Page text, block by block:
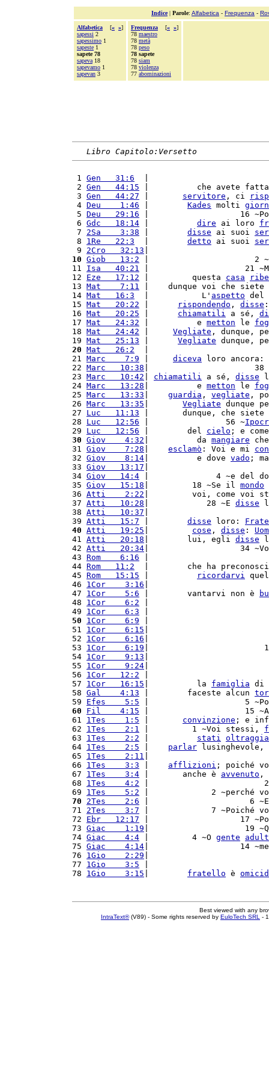
Indice| Parole: Alfabetica - Frequenza -
Alfabetica [« »]
sapessi 2
sapessimo 1
sapeste 1
sapete 78
sapeva 18
sapevamo 1
sapevan 3
Frequenza [« »]
78 maestro
78 metà
78 peso
78 sapete
78 siam
78 violenza
77 abominazioni
Libro Capitolo:Versetto
1 Gen   31:6
2 Gen   44:15 |          che avete
3 Gen   44:27 servitore , ci
4 Deu    1:46 Kades molti
5 Deu   29:16 |                   16
6 Gdc   18:14 dire ai loro
7 2Sa    3:38 disse ai suoi
8 1Re   22:3 detto ai suoi
9 2Cro   32:13
10 Giob   13:2 |                      2
11 Isa   40:21 |                    21
12 Eze   17:12 |         questa casa
13 Mat    7:11 |    dunque voi che siete
14 Mat   16:3
  |           L'
aspetto del
15 Mat   20:22 rispondendo , disse
16 Mat   20:25 chiamatili a sé,
17 Mat   24:32 |          e metton le
18 Mat   24:42 Vegliate , dunque,
19 Mat   25:13 Vegliate dunque,
20 Mat   26:2
21 Marc    7:9 diceva loro ancora:
22 Marc   10:38 |                      38
23 Marc   10:42 chiamatili a sé, disse
24 Marc   13:28 |          e metton le
25 Marc   13:33 guardia , vegliate ,
26 Marc   13:35 Vegliate dunque
27 Luc   11:13 |       dunque, che siete
28 Luc   12:56 |                56 ~
29 Luc   12:56 |        del cielo ; e
30 Giov    4:32 |          da mangiare
31 Giov    7:28 esclamò : Voi e mi
32 Giov    8:14 |          e dove vado ;
33 Giov   13:17
34 Giov   14:4 |              4 ~e del
35 Giov   15:18 |         18 ~Se il mondo
36 Atti    2:22 |         voi, come voi
37 Atti   10:28 |            28 ~E disse
38 Atti   10:37
39 Atti   15:7 disse loro:
40 Atti   19:25 cose , disse :
41 Atti   20:18 |        lui, egli disse
42 Atti   20:34 |                   34
43 Rom    6:16
44 Rom   11:2
|        che ha
45 Rom   15:15 ricordarvi
46 1Cor    3:16
47 1Cor    5:6 |        vantarvi non è
48 1Cor    6:2
49 1Cor    6:3
50
1Cor    6:9
51 1Cor    6:15
52 1Cor    6:16
53 1Cor    6:19 |                        19
54 1Cor    9:13
55 1Cor    9:24
56 1Cor   12:2
57 1Cor   16:15 |          la famiglia di
58 Gal    4:13 |        faceste alcun
59 Efes    5:5 |                    5
60
Fil    4:15 |                    15
61 1Tes    1:5 convinzione ; e
62 1Tes    2:1 |         1 ~Voi stessi,
63 1Tes    2:2 stati
64 1Tes    2:5 parlar lusinghevole,
65 1Tes    2:11
66 1Tes    3:3 afflizioni ; poiché
67 1Tes    3:4 |       anche è avvenuto ,
68 1Tes    4:2 |                        2
69 1Tes    5:2 |             2 ~perché
70
2Tes    2:6 |                     6
71 2Tes    3:7 |             7 ~Poiché
72 Ebr   12:17 |                   17
73 Giac    1:19 |                    19
74 Giac    4:4 |         4 ~O gente
75 Giac    4:14 |                   14
76 1Gio    2:29
77 1Gio    3:5
78 1Gio    3:15 fratello è
Best viewed with any
IntraText®(V89) - Some rights reserved by EuloTech SRL -